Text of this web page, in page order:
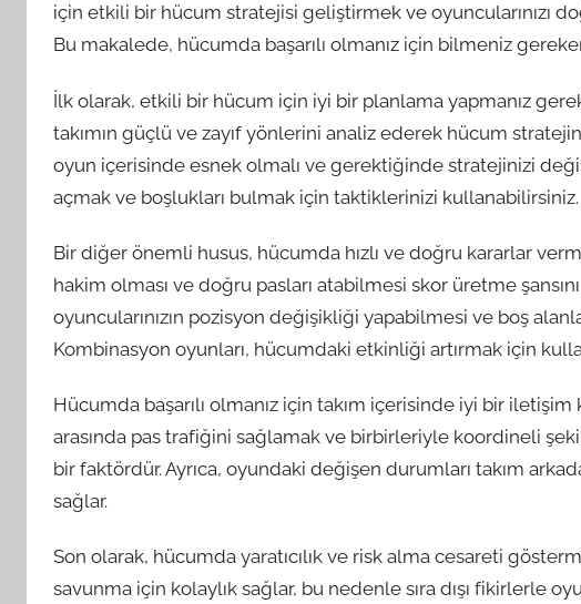
için etkili bir hücum stratejisi geliştirmek ve oyuncularınızı
Bu makalede, hücumda başarılı olmanız için bilmeniz
İlk olarak, etkili bir hücum için iyi bir planlama yapmanız
takımın güçlü ve zayıf yönlerini analiz ederek hücum
oyun içerisinde esnek olmalı ve gerektiğinde stratejinizi
açmak ve boşlukları bulmak için taktiklerinizi kullanabilirsiniz.
Bir diğer önemli husus, hücumda hızlı ve doğru kararlar
hakim olması ve doğru pasları atabilmesi skor üretme şansını
oyuncularınızın pozisyon değişikliği yapabilmesi ve boş
Kombinasyon oyunları, hücumdaki etkinliği artırmak için
Hücumda başarılı olmanız için takım içerisinde iyi bir iletişim
arasında pas trafiğini sağlamak ve birbirleriyle koordineli
bir faktördür. Ayrıca, oyundaki değişen durumları takım
sağlar.
Son olarak, hücumda yaratıcılık ve risk alma cesareti
savunma için kolaylık sağlar, bu nedenle sıra dışı fikirlerle